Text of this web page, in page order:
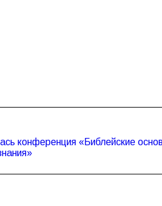
конференция «Библейские